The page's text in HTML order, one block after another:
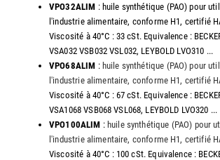
VPO32ALIM : huile synthétique (PAO) pour
l'industrie alimentaire, conforme H1, certifié
Viscosité à 40°C : 33 cSt. Equivalence :
VSA032 VSB032 VSL032, LEYBOLD LVO310 ...
VPO68ALIM : huile synthétique (PAO) pour
l'industrie alimentaire, conforme H1, certifié
Viscosité à 40°C : 67 cSt. Equivalence :
VSA1068 VSB068 VSL068, LEYBOLD LVO320 ...
VPO100ALIM : huile synthétique (PAO) pour
l'industrie alimentaire, conforme H1, certifié
Viscosité à 40°C : 100 cSt. Equivalence :